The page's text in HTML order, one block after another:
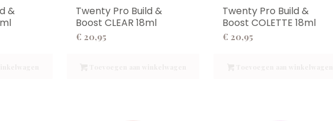
&
Twenty Pro Build &
Boost CLEAR 18ml
€ 20,95
Twenty Pro Build &
Boost COLETTE 18ml
€ 20,95